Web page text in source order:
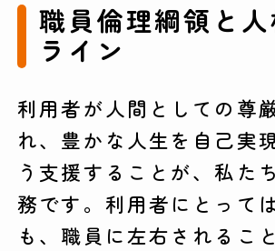
職員倫理綱領と
ライン
利用者が人間としての尊
れ、豊かな人生を自己実
う支援することが、私た
務です。利用者にとって
も、職員に左右されるこ